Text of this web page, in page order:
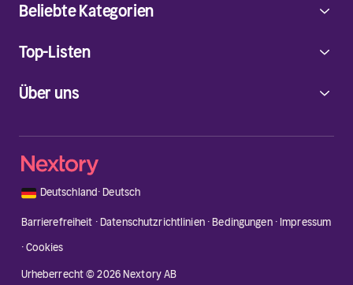
Über uns
Beliebte Kategorien
Top-Listen
🇩🇪 Deutschland·Deutsch
Barrierefreiheit ·Datenschutzrichtlinien·Bedingungen· Impressum
·Cookies
Urheberrecht © 2026 Nextory AB